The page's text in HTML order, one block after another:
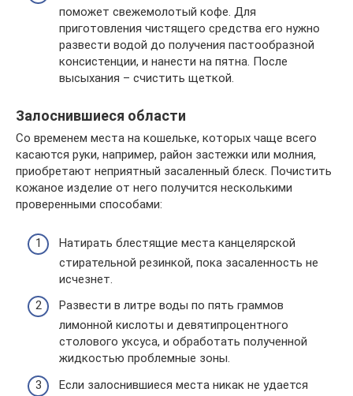
поможет свежемолотый кофе. Для
приготовления чистящего средства его нужно
развести водой до получения пастообразной
консистенции, и нанести на пятна. После
высыхания – счистить щеткой.
Залоснившиеся области
Со временем места на кошельке, которых чаще всего
касаются руки, например, район застежки или молния,
приобретают неприятный засаленный блеск. Почистить
кожаное изделие от него получится несколькими
проверенными способами:
Натирать блестящие места канцелярской
стирательной резинкой, пока засаленность не
исчезнет.
Развести в литре воды по пять граммов
лимонной кислоты и девятипроцентного
столового уксуса, и обработать полученной
жидкостью проблемные зоны.
Если залоснившиеся места никак не удается